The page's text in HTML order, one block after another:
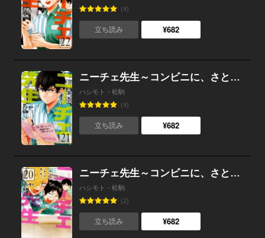
(4)
立ち読み ¥682
ニーチェ先生～コンビニに、さとり世代の新人が舞い降りた～ 21
ハシモト・松駒
(4)
立ち読み ¥682
ニーチェ先生～コンビニに、さとり世代の新人が舞い降りた～ 20
ハシモト・松駒
(2)
立ち読み ¥682